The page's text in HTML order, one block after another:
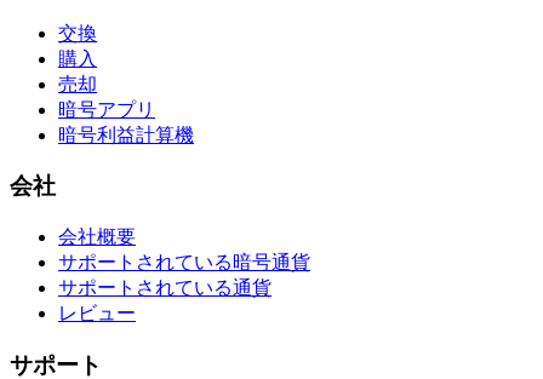
交換
購入
売却
暗号アプリ
暗号利益計算機
会社
会社概要
サポートされている暗号通貨
サポートされている通貨
レビュー
サポート